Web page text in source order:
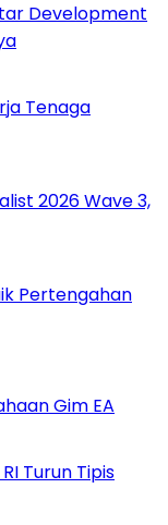
Development
Tenaga
2026 Wave 3,
Pertengahan
Gim EA
Turun Tipis